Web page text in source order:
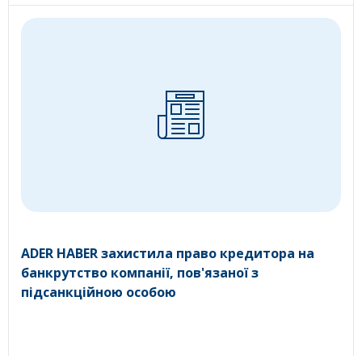
ADER HABER захистила право кредитора на
банкрутство компанії, пов'язаної з
підсанкційною особою